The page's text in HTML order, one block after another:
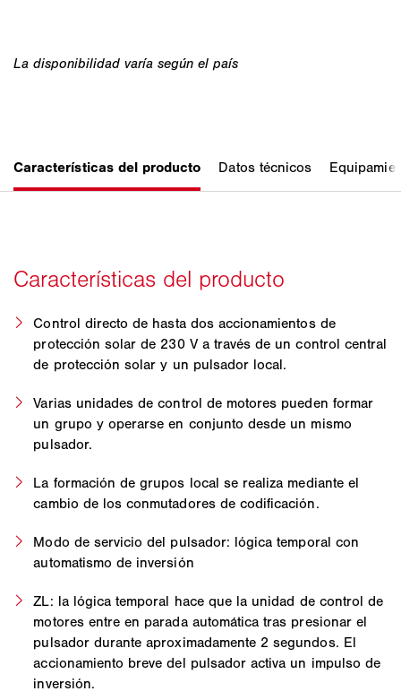
Control directo de hasta dos accionamientos de
protección solar de 230 V a través de un control central
de protección solar y un pulsador local.
Varias unidades de control de motores pueden formar
un grupo y operarse en conjunto desde un mismo
pulsador.
La formación de grupos local se realiza mediante el
cambio de los conmutadores de codificación.
Modo de servicio del pulsador: lógica temporal con
automatismo de inversión
ZL: la lógica temporal hace que la unidad de control de
motores entre en parada automática tras presionar el
pulsador durante aproximadamente 2 segundos. El
accionamiento breve del pulsador activa un impulso de
inversión.